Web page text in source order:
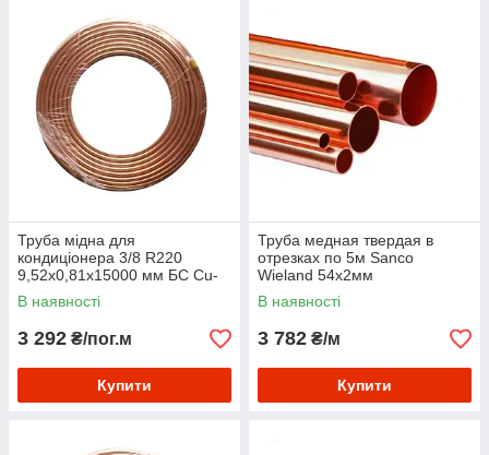
Труба мідна для
кондиціонера 3/8 R220
9,52x0,81х15000 мм БС Cu-
DHP
В наявності
3 292 ₴/пог.м
Купити
Труба медная твердая в
отрезках по 5м Sanco
Wieland 54х2мм
В наявності
3 782 ₴/м
Купити